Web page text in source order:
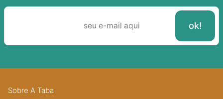
Sobre A Taba